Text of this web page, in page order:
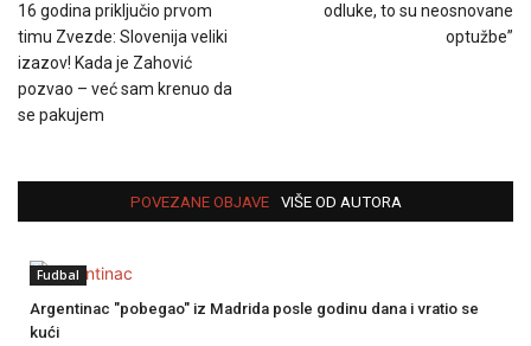
16 godina priključio prvom
timu Zvezde: Slovenija veliki
izazov! Kada je Zahović
pozvao – već sam krenuo da
se pakujem
odluke, to su neosnovane
optužbe”
POVEZANE OBJAVE VIŠE OD AUTORA
Fudbal
Argentinac "pobegao" iz Madrida posle godinu dana i vratio se
kući